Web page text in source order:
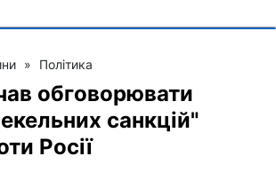
» Політика
обговорювати
санкцій"
Росії